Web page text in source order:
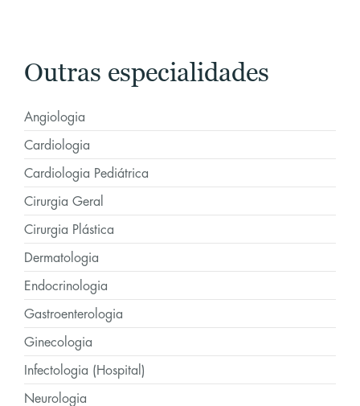
Outras especialidades
Angiologia
Cardiologia
Cardiologia Pediátrica
Cirurgia Geral
Cirurgia Plástica
Dermatologia
Endocrinologia
Gastroenterologia
Ginecologia
Infectologia (Hospital)
Neurologia